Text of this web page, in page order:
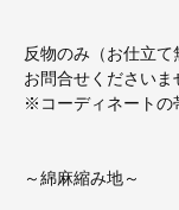
反物のみ（お仕立
お問合せくださいま
※コーディネートの
～綿麻縮み地～